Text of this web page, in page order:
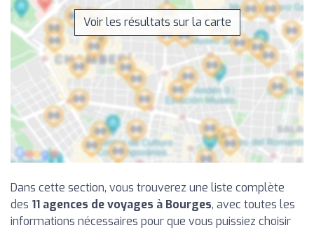
Voir les résultats sur la carte
Dans cette section, vous trouverez une liste complète
des 11 agences de voyages à Bourges, avec toutes les
informations nécessaires pour que vous puissiez choisir